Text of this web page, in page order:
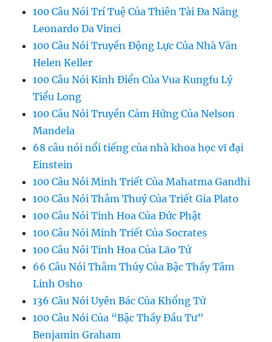
100 Câu Nói Trí Tuệ Của Thiên Tài Đa Năng
Leonardo Da Vinci
100 Câu Nói Truyền Động Lực Của Nhà Văn
Helen Keller
100 Câu Nói Kinh Điển Của Vua Kungfu Lý
Tiểu Long
100 Câu Nói Truyền Cảm Hứng Của Nelson
Mandela
68 câu nói nổi tiếng của nhà khoa học vĩ đại
Einstein
100 Câu Nói Minh Triết Của Mahatma Gandhi
100 Câu Nói Thâm Thuý Của Triết Gia Plato
100 Câu Nói Tinh Hoa Của Đức Phật
100 Câu Nói Minh Triết Của Socrates
100 Câu Nói Tinh Hoa Của Lão Tử
66 Câu Nói Thâm Thúy Của Bậc Thầy Tâm
Linh Osho
136 Câu Nói Uyên Bác Của Khổng Tử
100 Câu Nói Của “Bậc Thầy Đầu Tư”
Benjamin Graham